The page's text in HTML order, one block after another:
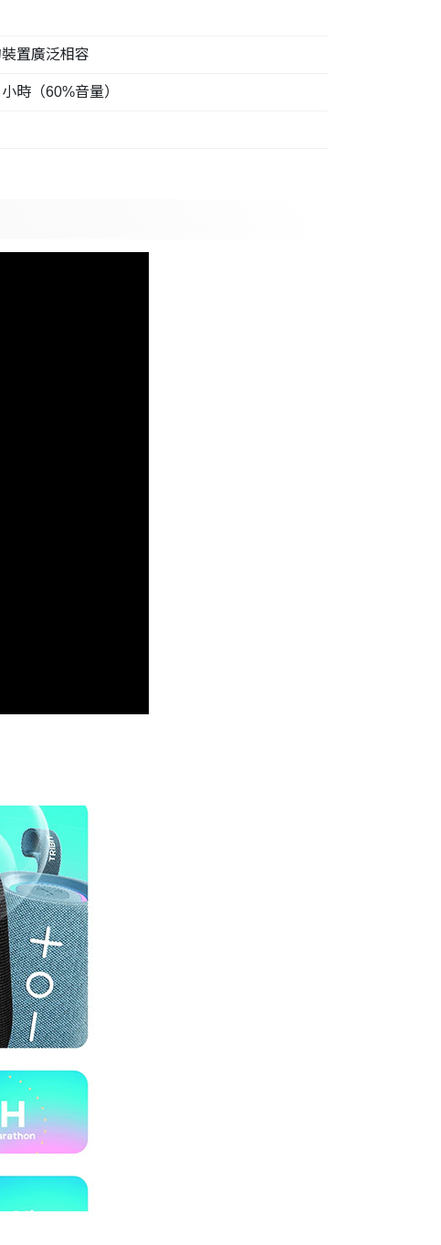
置廣泛相容
時（60%音量）